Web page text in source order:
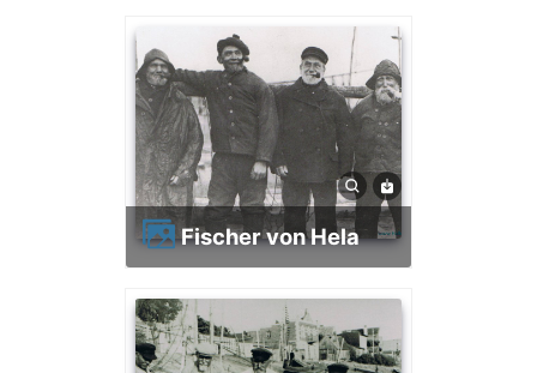
Fischer von Hela